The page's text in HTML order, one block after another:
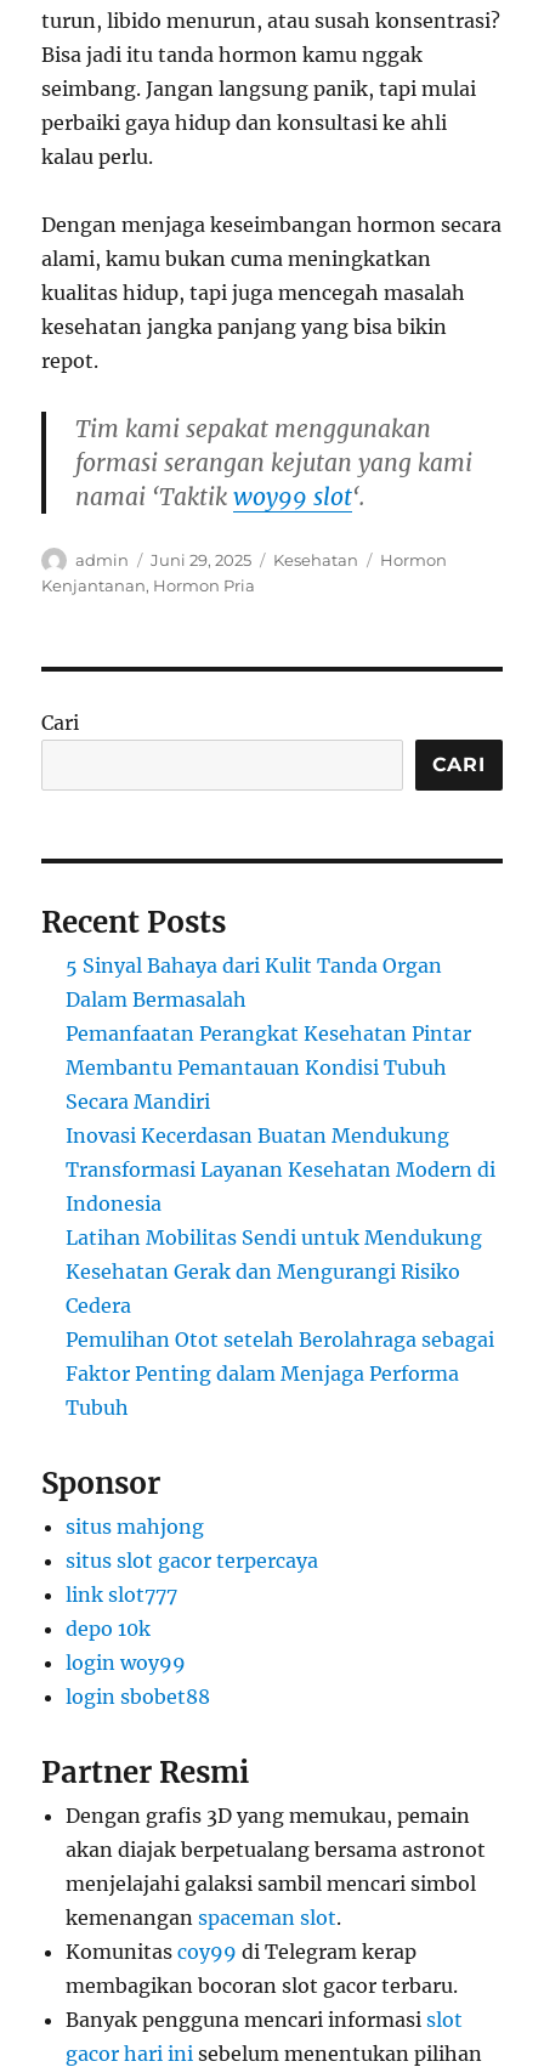
turun, libido menurun, atau susah konsentrasi?
Bisa jadi itu tanda hormon kamu nggak
seimbang. Jangan langsung panik, tapi mulai
perbaiki gaya hidup dan konsultasi ke ahli
kalau perlu.
Dengan menjaga keseimbangan hormon secara
alami, kamu bukan cuma meningkatkan
kualitas hidup, tapi juga mencegah masalah
kesehatan jangka panjang yang bisa bikin
repot.
Tim kami sepakat menggunakan
formasi serangan kejutan yang kami
namai ‘Taktikwoy99 slot‘.
Author
admin
Posted
on
Juni 29, 2025 Categories
Kesehatan Tags
Hormon
Kenjantanan, Hormon Pria
Cari
CARI
Recent Posts
5 Sinyal Bahaya dari Kulit Tanda Organ
Dalam Bermasalah
Pemanfaatan Perangkat Kesehatan Pintar
Membantu Pemantauan Kondisi Tubuh
Secara Mandiri
Inovasi Kecerdasan Buatan Mendukung
Transformasi Layanan Kesehatan Modern di
Indonesia
Latihan Mobilitas Sendi untuk Mendukung
Kesehatan Gerak dan Mengurangi Risiko
Cedera
Pemulihan Otot setelah Berolahraga sebagai
Faktor Penting dalam Menjaga Performa
Tubuh
Sponsor
situs mahjong
situs slot gacor terpercaya
link slot777
depo 10k
login woy99
login sbobet88
Partner Resmi
Dengan grafis 3D yang memukau, pemain
akan diajak berpetualang bersama astronot
menjelajahi galaksi sambil mencari simbol
kemenanganspaceman slot.
Komunitascoy99 di Telegram kerap
membagikan bocoran slot gacor terbaru.
Banyak pengguna mencari informasislot
gacor hari ini sebelum menentukan pilihan